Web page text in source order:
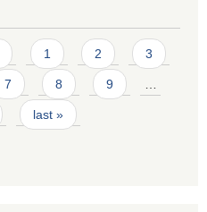
1 2 3
7 8 9
last »